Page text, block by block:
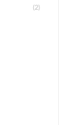
(2)